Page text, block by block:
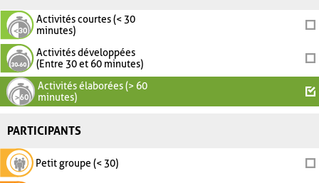
Activités courtes (< 30
minutes)
Activités développées
(Entre 30 et 60 minutes)
Activités élaborées (> 60
minutes)
PARTICIPANTS
Petit groupe (< 30)